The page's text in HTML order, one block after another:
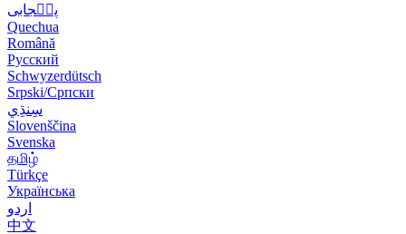
پن٘جابی
Quechua
Română
Русский
Schwyzerdütsch
Srpski/Српски
Slovenščina
Svenska
தமிழ்
Türkçe
Українська
اردو
中文